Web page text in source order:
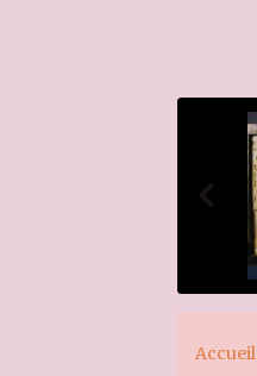
Accueil